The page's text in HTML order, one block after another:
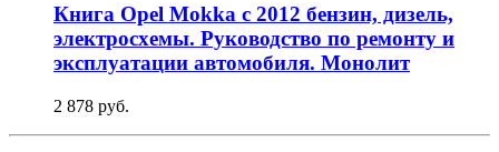
Книга Opel Mokka с 2012 бензин, дизель,
электросхемы. Руководство по ремонту и
эксплуатации автомобиля. Монолит
2 878 руб.